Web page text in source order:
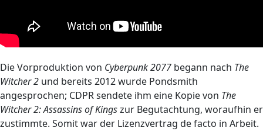
Die Vorproduktion von Cyberpunk 2077 begann nach The
Witcher 2 und bereits 2012 wurde Pondsmith
angesprochen; CDPR sendete ihm eine Kopie von The
Witcher 2: Assassins of Kingszur Begutachtung, woraufhin er
zustimmte. Somit war der Lizenzvertrag de facto in Arbeit.